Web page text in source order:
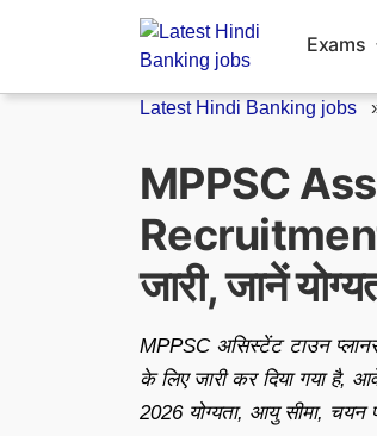
Exams
Latest Hindi Banking jobs
MPPSC
Recruitment
जारी, जानें
MPPSC असिस्टेंट टाउन प्लानर
के लिए जारी कर दिया गया है,
2026 योग्यता, आयु सीमा, चयन